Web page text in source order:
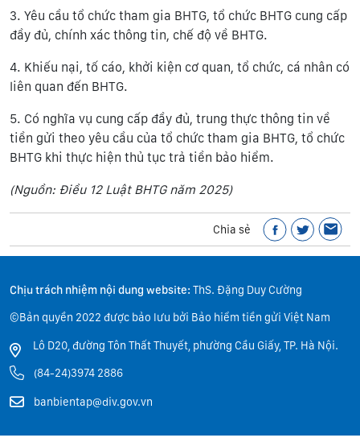
3. Yêu cầu tổ chức tham gia BHTG, tổ chức BHTG cung cấp
đầy đủ, chính xác thông tin, chế độ về BHTG.
4. Khiếu nại, tố cáo, khởi kiện cơ quan, tổ chức, cá nhân có
liên quan đến BHTG.
5. Có nghĩa vụ cung cấp đầy đủ, trung thực thông tin về
tiền gửi theo yêu cầu của tổ chức tham gia BHTG, tổ chức
BHTG khi thực hiện thủ tục trả tiền bảo hiểm.
(Nguồn: Điều 12 Luật BHTG năm 2025)
Chia sẻ
Chịu trách nhiệm nội dung website: ThS. Đặng Duy Cường
©Bản quyền 2022 được bảo lưu bởi Bảo hiểm tiền gửi Việt Nam
Lô D20, đường Tôn Thất Thuyết, phường Cầu Giấy, TP. Hà Nội.
(84-24)3974 2886
banbientap@div.gov.vn